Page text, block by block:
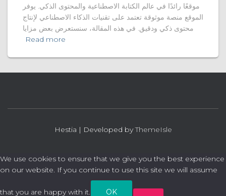
موقعًا رائدًا في عالم الكتابة الاصطناعية والمحتوى الذكي. يوفر
الموقع منصة موثوقة تعتمد على تقنيات الذكاء الاصطناعي لإنتاج
محتوى ذكي ودقيق. في هذه المقالة، سنستعرض بعض مزايا
Read more
Hestia | Developed byThemeIsle
We use cookies to ensure that we give you the best experience
on our website. If you continue to use this site we will assume
that you are happy with it. OK